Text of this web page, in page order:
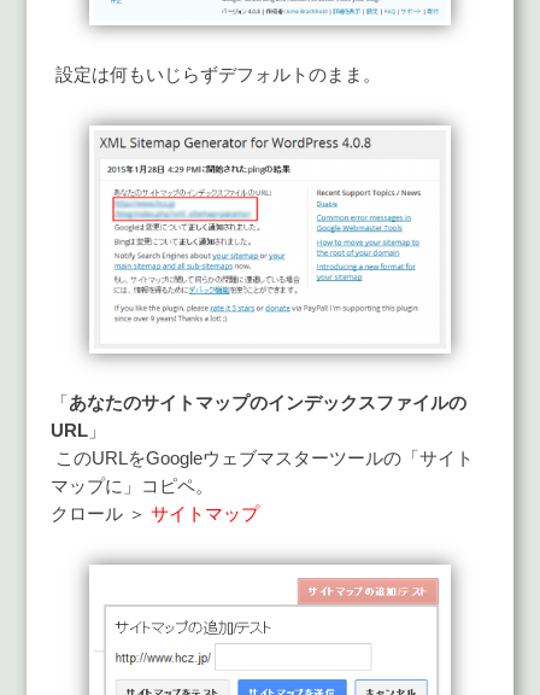
設定は何もいじらずデフォルトのまま。
「 あなたのサイトマップのインデックスファイルの
URL 」
このURLをGoogleウェブマスターツールの「サイト
マップに」コピペ。
クロール ＞ サイトマップ